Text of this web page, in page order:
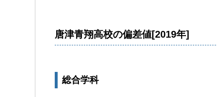
唐津青翔高校の偏差値[2019年]
総合学科